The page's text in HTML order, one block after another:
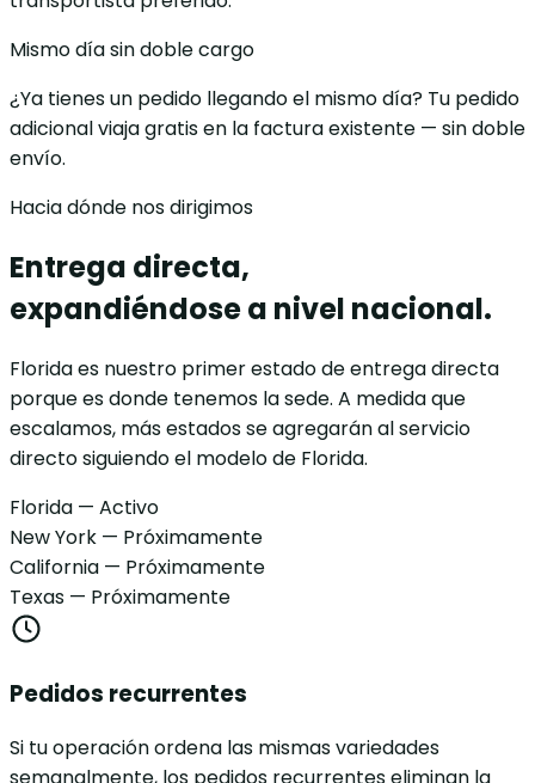
Mismo día sin doble cargo
¿Ya tienes un pedido llegando el mismo día? Tu pedido
adicional viaja gratis en la factura existente — sin doble
envío.
Hacia dónde nos dirigimos
Entrega directa,
expandiéndose a nivel nacional.
Florida es nuestro primer estado de entrega directa
porque es donde tenemos la sede. A medida que
escalamos, más estados se agregarán al servicio
directo siguiendo el modelo de Florida.
Florida — Activo
New York — Próximamente
California — Próximamente
Texas — Próximamente
Pedidos recurrentes
Si tu operación ordena las mismas variedades